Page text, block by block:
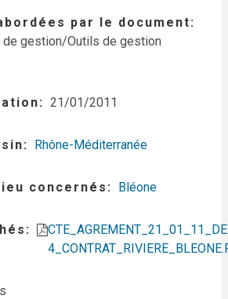
par le document
gestion/Outils de gestion
21/01/2011
Rhône-Méditerranée
concernés Bléone